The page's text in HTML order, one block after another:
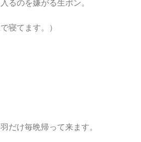
るのを嫌がる生ポン。
寝てます。）
だけ毎晩帰って来ます。